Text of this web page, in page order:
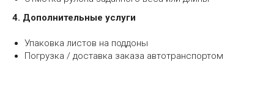
4. Дополнительные услуги
Упаковка листов на поддоны
Погрузка / доставка заказа автотранспортом